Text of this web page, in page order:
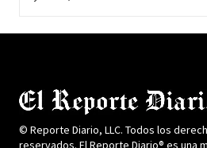
© Reporte Diario, LLC. Todos los
reservados. El Reporte Diario® es una